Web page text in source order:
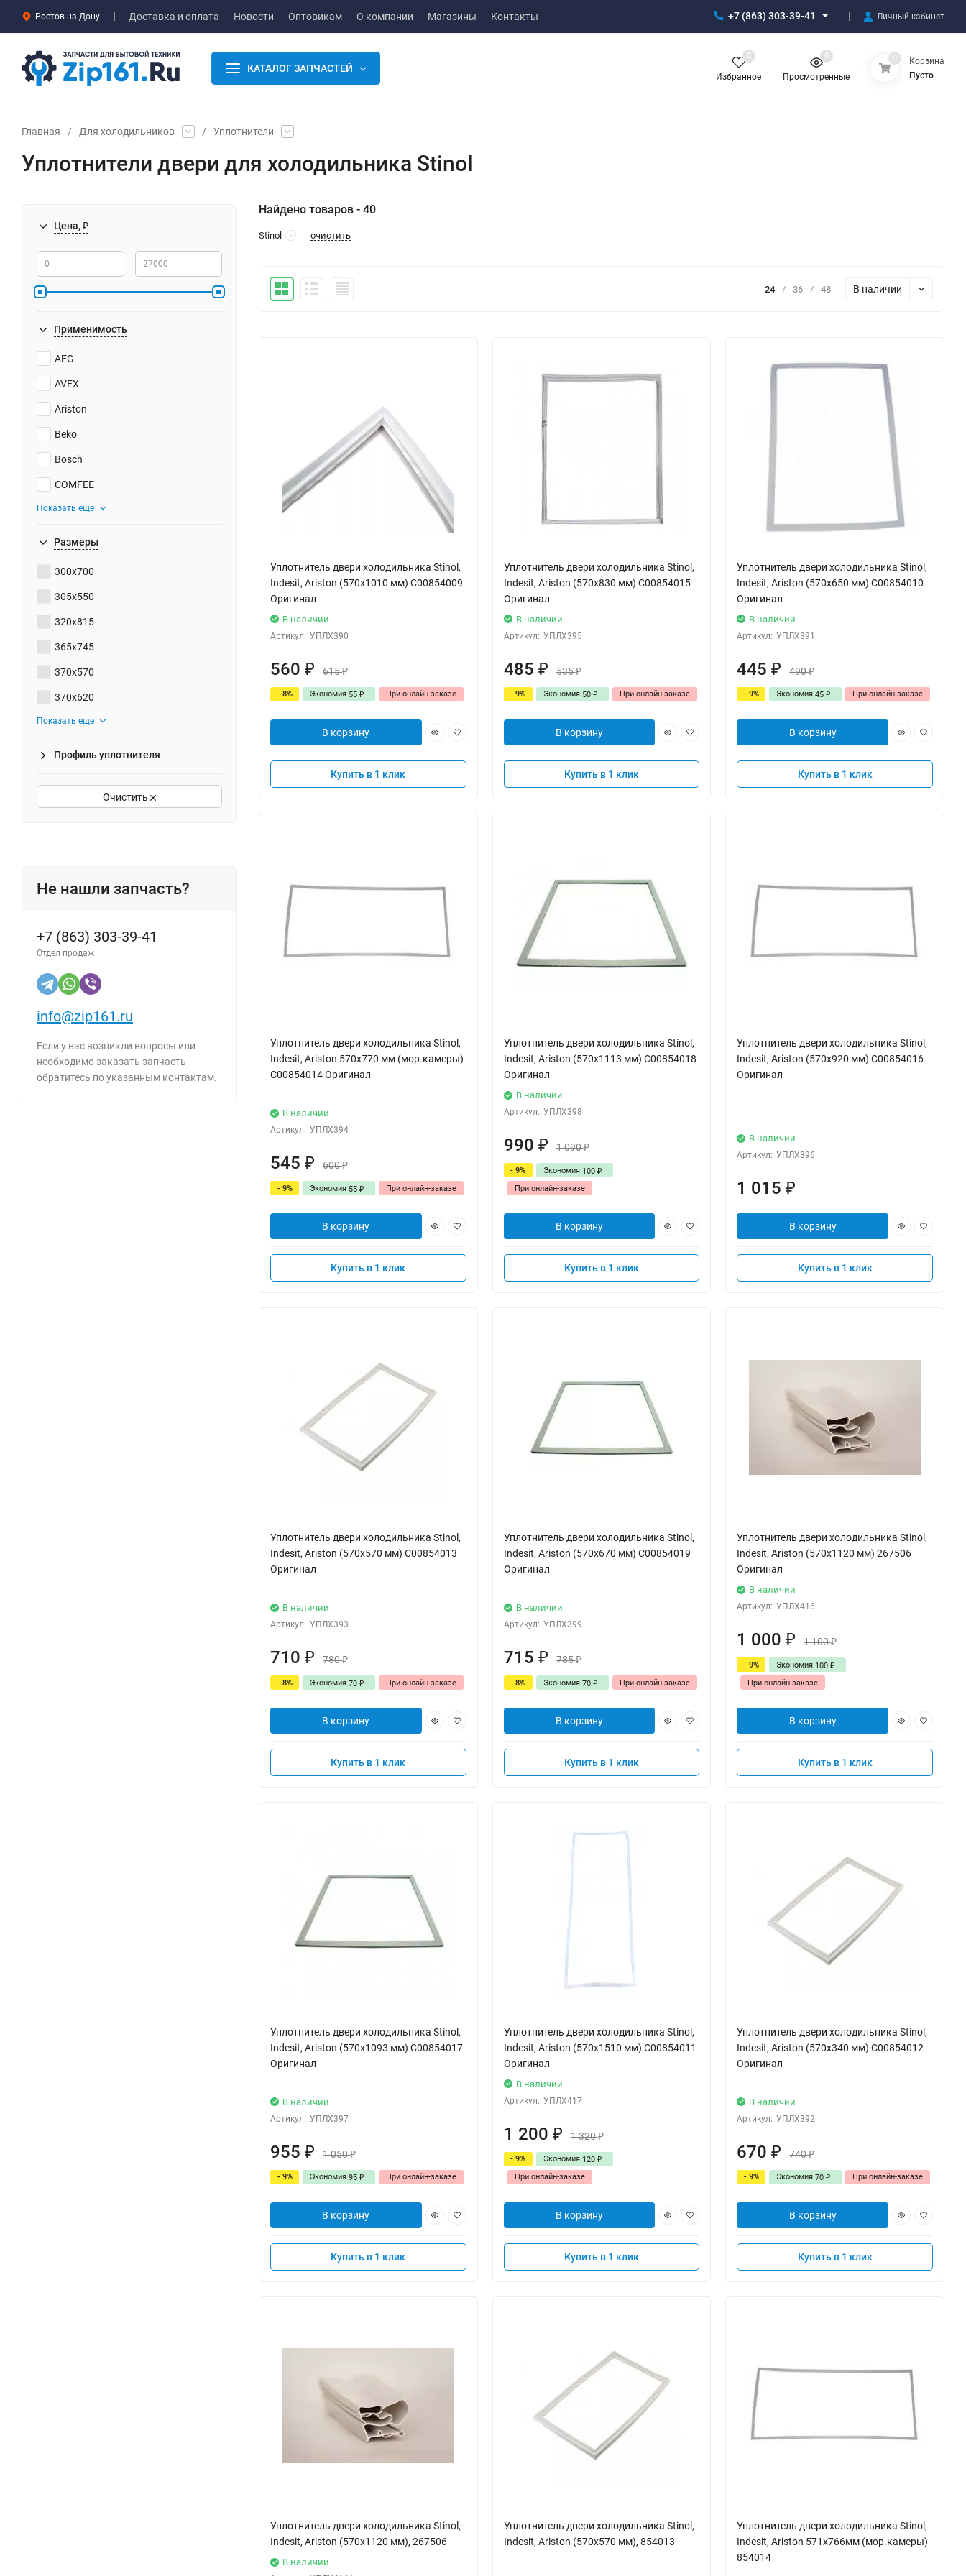
Ростов-на-Дону Доставка и оплата Новости Оптовикам О компании Магазины Контакты +7 (863) 303-39-41 Личный кабинет
КАТАЛОГ ЗАПЧАСТЕЙ
Избранное
0
Просмотренные
0 0
Корзина
Пусто
Главная / Для холодильников / Уплотнители
Уплотнители двери для холодильника Stinol
Цена, ₽
Применимость
AEG
AVEX
Ariston
Beko
Bosch
COMFEE
Показать еще
Размеры
300x700
305x550
320x815
365x745
370x570
370x620
Показать еще
Профиль уплотнителя
Очистить
Не нашли запчасть?
+7 (863) 303-39-41
Отдел продаж
info@zip161.ru
Если у вас возникли вопросы или
необходимо заказать запчасть -
обратитесь по указанным контактам.
Найдено товаров - 40
Stinol очистить
24 / 36 / 48 В наличии
Уплотнитель двери холодильника Stinol,
Indesit, Ariston (570x1010 мм) C00854009
Оригинал
В наличии
Артикул: УПЛХ390
560 ₽ 615₽
- 8% Экономия 55 ₽ При онлайн-заказе
В корзину
Купить в 1 клик
Уплотнитель двери холодильника Stinol,
Indesit, Ariston (570x830 мм) C00854015
Оригинал
В наличии
Артикул: УПЛХ395
485 ₽ 535₽
- 9% Экономия 50 ₽ При онлайн-заказе
В корзину
Купить в 1 клик
Уплотнитель двери холодильника Stinol,
Indesit, Ariston (570х650 мм) C00854010
Оригинал
В наличии
Артикул: УПЛХ391
445₽ 490₽
- 9% Экономия45₽ При онлайн-заказе
В корзину
Купить в 1 клик
Уплотнитель двери холодильника Stinol,
Indesit, Ariston 570x770 мм (мор.камеры)
C00854014 Оригинал
В наличии
Артикул: УПЛХ394
545 ₽ 600₽
- 9% Экономия 55 ₽ При онлайн-заказе
В корзину
Купить в 1 клик
Уплотнитель двери холодильника Stinol,
Indesit, Ariston (570x1113 мм) C00854018
Оригинал
В наличии
Артикул: УПЛХ398
990 ₽ 1 090₽
- 9% Экономия 100 ₽
При онлайн-заказе
В корзину
Купить в 1 клик
Уплотнитель двери холодильника Stinol,
Indesit, Ariston (570x920 мм) C00854016
Оригинал
В наличии
Артикул: УПЛХ396
1 015₽
В корзину
Купить в 1 клик
Уплотнитель двери холодильника Stinol,
Indesit, Ariston (570x570 мм) C00854013
Оригинал
В наличии
Артикул: УПЛХ393
710 ₽ 780₽
- 8% Экономия 70 ₽ При онлайн-заказе
В корзину
Купить в 1 клик
Уплотнитель двери холодильника Stinol,
Indesit, Ariston (570x670 мм) C00854019
Оригинал
В наличии
Артикул: УПЛХ399
715 ₽ 785₽
- 8% Экономия 70 ₽ При онлайн-заказе
В корзину
Купить в 1 клик
Уплотнитель двери холодильника Stinol,
Indesit, Ariston (570x1120 мм) 267506
Оригинал
В наличии
Артикул: УПЛХ416
1 000₽ 1 100₽
- 9% Экономия 100₽
При онлайн-заказе
В корзину
Купить в 1 клик
Уплотнитель двери холодильника Stinol,
Indesit, Ariston (570x1093 мм) C00854017
Оригинал
В наличии
Артикул: УПЛХ397
955 ₽ 1 050₽
- 9% Экономия 95 ₽ При онлайн-заказе
В корзину
Купить в 1 клик
Уплотнитель двери холодильника Stinol,
Indesit, Ariston (570x1510 мм) C00854011
Оригинал
В наличии
Артикул: УПЛХ417
1 200 ₽ 1 320₽
- 9% Экономия 120 ₽
При онлайн-заказе
В корзину
Купить в 1 клик
Уплотнитель двери холодильника Stinol,
Indesit, Ariston (570х340 мм) C00854012
Оригинал
В наличии
Артикул: УПЛХ392
670₽ 740₽
- 9% Экономия70₽ При онлайн-заказе
В корзину
Купить в 1 клик
Уплотнитель двери холодильника Stinol,
Indesit, Ariston (570x1120 мм), 267506
В наличии
Уплотнитель двери холодильника Stinol,
Indesit, Ariston (570x570 мм), 854013
Уплотнитель двери холодильника Stinol,
Indesit, Ariston 571x766мм (мор.камеры)
854014